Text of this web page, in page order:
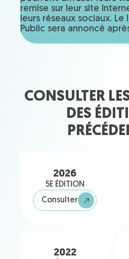
remise sur leur site
leurs réseaux sociaux. Le
Public sera annoncé
CONSULTER
DES
2026
5E ÉDITION
Consulter
2022